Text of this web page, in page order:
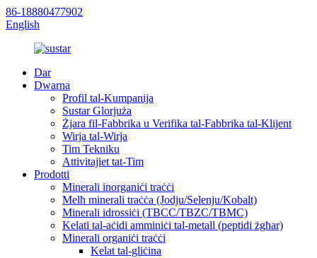
86-18880477902
English
Dar
Dwarna
Profil tal-Kumpanija
Sustar Glorjuża
Żjara fil-Fabbrika u Verifika tal-Fabbrika tal-Klijent
Wirja tal-Wirja
Tim Tekniku
Attivitajiet tat-Tim
Prodotti
Minerali inorganiċi traċċi
Melħ minerali traċċa (Jodju/Selenju/Kobalt)
Minerali idrossiċi (TBCC/TBZC/TBMC)
Kelati tal-aċidi amminiċi tal-metall (peptidi żgħar)
Minerali organiċi traċċi
Kelat tal-gliċina